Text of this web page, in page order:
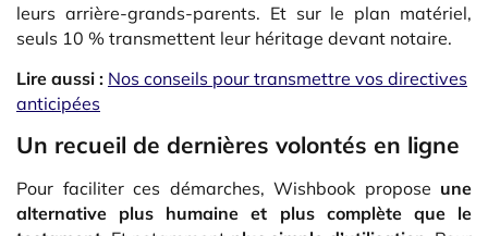
leurs arrière-grands-parents. Et sur le plan matériel,
seuls 10 % transmettent leur héritage devant notaire.
Lire aussi : Nos conseils pour transmettre vos directives
anticipées
Un recueil de dernières volontés en ligne
Pour faciliter ces démarches, Wishbook propose une
alternative plus humaine et plus complète que le